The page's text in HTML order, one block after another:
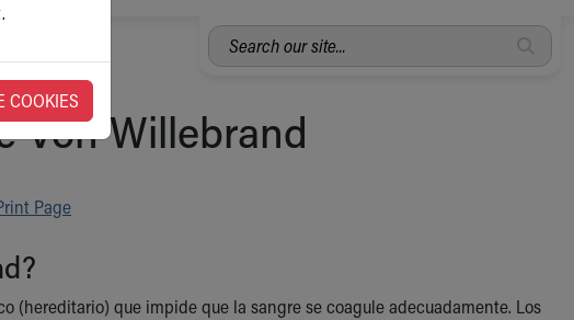
Search
our
Von Willebrand
Page
(hereditario) que impide que la sangre se coagule adecuadamente. Los
COOKIES